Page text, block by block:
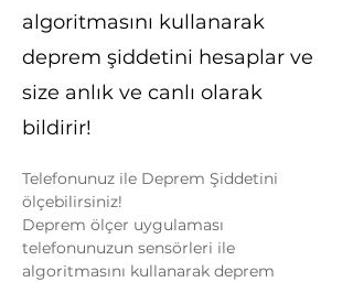
algoritmasını kullanarak
deprem şiddetini hesaplar ve
size anlık ve canlı olarak
bildirir!
Telefonunuz ile Deprem Şiddetini
ölçebilirsiniz!
Deprem ölçer uygulaması
telefonunuzun sensörleri ile
algoritmasını kullanarak deprem